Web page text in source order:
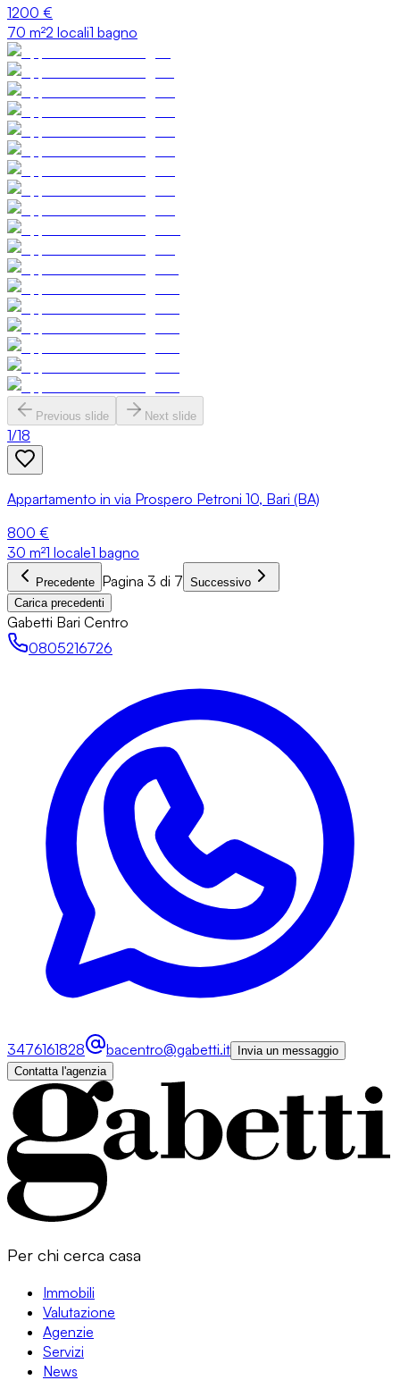
1200 €
70 m²2 locali1 bagno
Previous slide Next slide
1/18
Appartamento in via Prospero Petroni 10, Bari (BA)
800 €
30 m²1 locale1 bagno
Precedente Pagina 3 di 7 Successivo
Carica precedenti
Gabetti Bari Centro
0805216726
3476161828 bacentro@gabetti.it
Invia un messaggio
Contatta l'agenzia
Per chi cerca casa
Immobili
Valutazione
Agenzie
Servizi
News